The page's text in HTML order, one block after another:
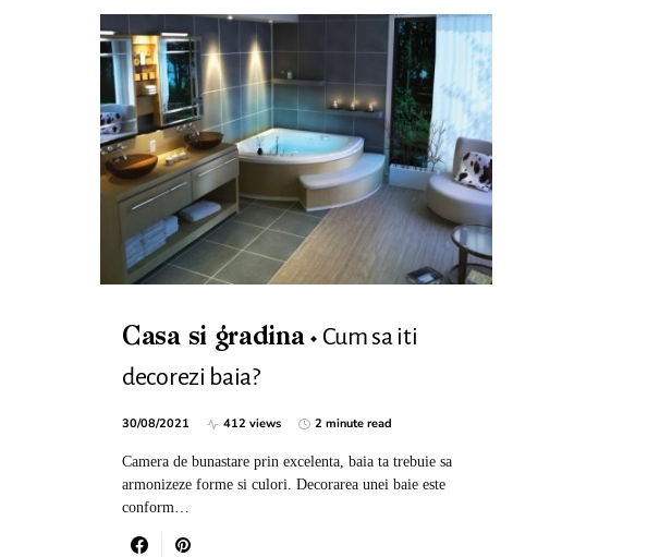
Casa si gradina
Cum sa iti
decorezi baia?
30/08/2021 412 views 2 minute read
Camera de bunastare prin excelenta, baia ta trebuie sa
armonizeze forme si culori. Decorarea unei baie este
conform…